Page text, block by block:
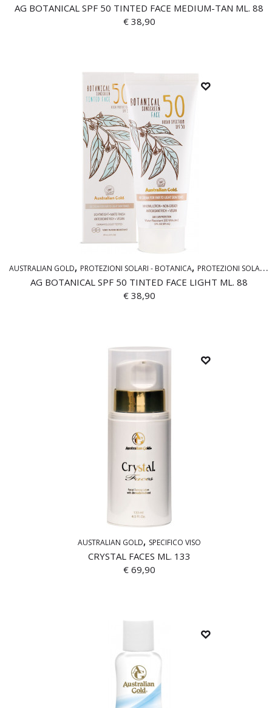
AG BOTANICAL SPF 50 TINTED FACE MEDIUM-TAN ML. 88
€38,90
AUSTRALIAN GOLD PROTEZIONI SOLARI - BOTANICA PROTEZIONI SOLARI CLEAR
AG BOTANICAL SPF 50 TINTED FACE LIGHT ML. 88
€38,90
AUSTRALIAN GOLD SPECIFICO VISO
CRYSTAL FACES ML. 133
€69,90